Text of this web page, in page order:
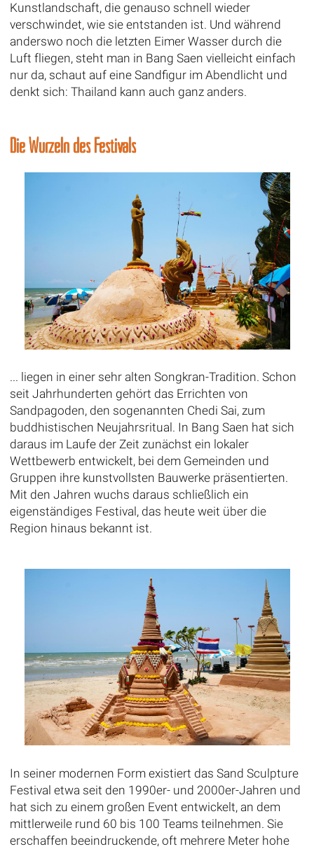
Kunstlandschaft, die genauso schnell wieder
verschwindet, wie sie entstanden ist. Und während
anderswo noch die letzten Eimer Wasser durch die
Luft fliegen, steht man in Bang Saen vielleicht einfach
nur da, schaut auf eine Sandfigur im Abendlicht und
denkt sich: Thailand kann auch ganz anders.
Die Wurzeln des Festivals
... liegen in einer sehr alten Songkran-Tradition. Schon
seit Jahrhunderten gehört das Errichten von
Sandpagoden, den sogenannten Chedi Sai, zum
buddhistischen Neujahrsritual. In Bang Saen hat sich
daraus im Laufe der Zeit zunächst ein lokaler
Wettbewerb entwickelt, bei dem Gemeinden und
Gruppen ihre kunstvollsten Bauwerke präsentierten.
Mit den Jahren wuchs daraus schließlich ein
eigenständiges Festival, das heute weit über die
Region hinaus bekannt ist.
In seiner modernen Form existiert das Sand Sculpture
Festival etwa seit den 1990er- und 2000er-Jahren und
hat sich zu einem großen Event entwickelt, an dem
mittlerweile rund 60 bis 100 Teams teilnehmen. Sie
erschaffen beeindruckende, oft mehrere Meter hohe